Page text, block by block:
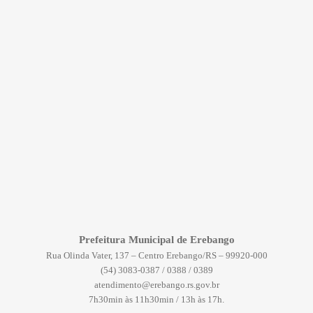
Prefeitura Municipal de Erebango
Rua Olinda Vater, 137 – Centro Erebango/RS – 99920-000
(54) 3083-0387 / 0388 / 0389
atendimento@erebango.rs.gov.br
7h30min às 11h30min / 13h às 17h.